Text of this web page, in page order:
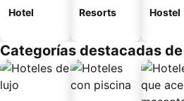
Hotel Resorts Hostel
Categorías destacadas